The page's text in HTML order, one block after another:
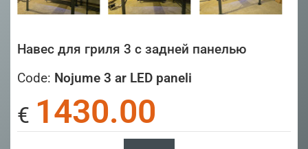
Навес для гриля 3 с задней панелью
Code: Nojume 3 ar LED paneli
€ 1430.00